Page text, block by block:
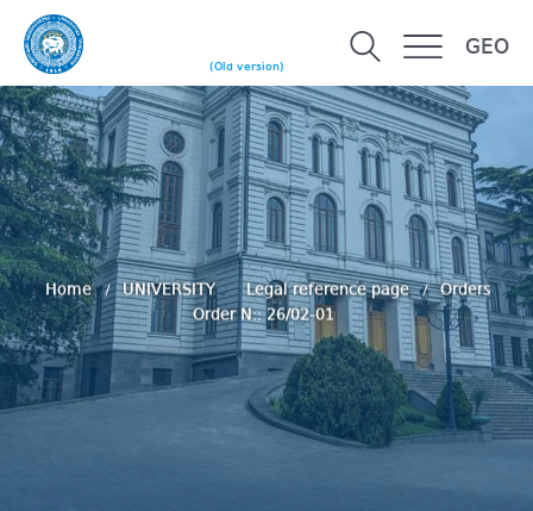
(Old version)
GEO
Home UNIVERSITY Legal reference page
Orders
Order N:: 26/02-01